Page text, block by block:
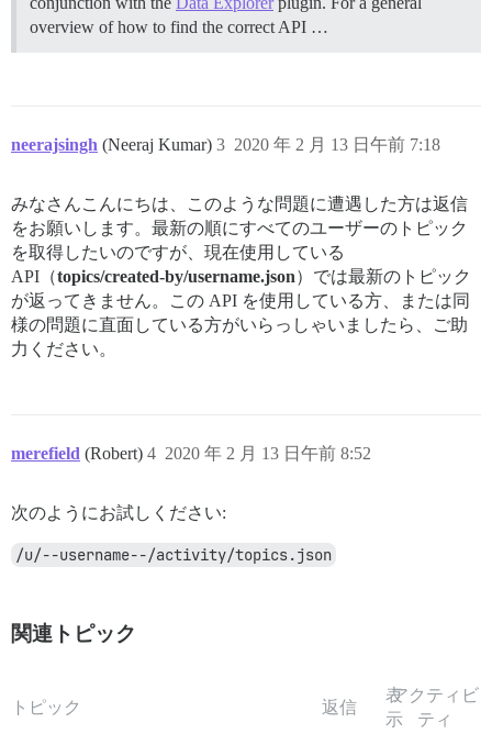
overview of how to find the correct API …
neerajsingh (Neeraj Kumar) 2020 年 2 月 13 日午前 7:18
3
みなさんこんにちは、このような問題に遭遇した方は返信
をお願いします。最新の順にすべてのユーザーのトピック
を取得したいのですが、現在使用している
API（topics/created-by/username.json）では最新のトピック
が返ってきません。この API を使用している方、または同
様の問題に直面している方がいらっしゃいましたら、ご助
力ください。
merefield (Robert) 2020 年 2 月 13 日午前 8:52
4
次のようにお試しください:
/u/--username--/activity/topics.json
関連トピック
トピック 返信
表
示
アクティビ
ティ